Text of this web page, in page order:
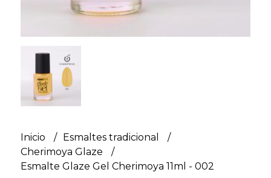
Inicio
Esmaltes tradicional
Cherimoya Glaze
Esmalte Glaze Gel Cherimoya 11ml - 002